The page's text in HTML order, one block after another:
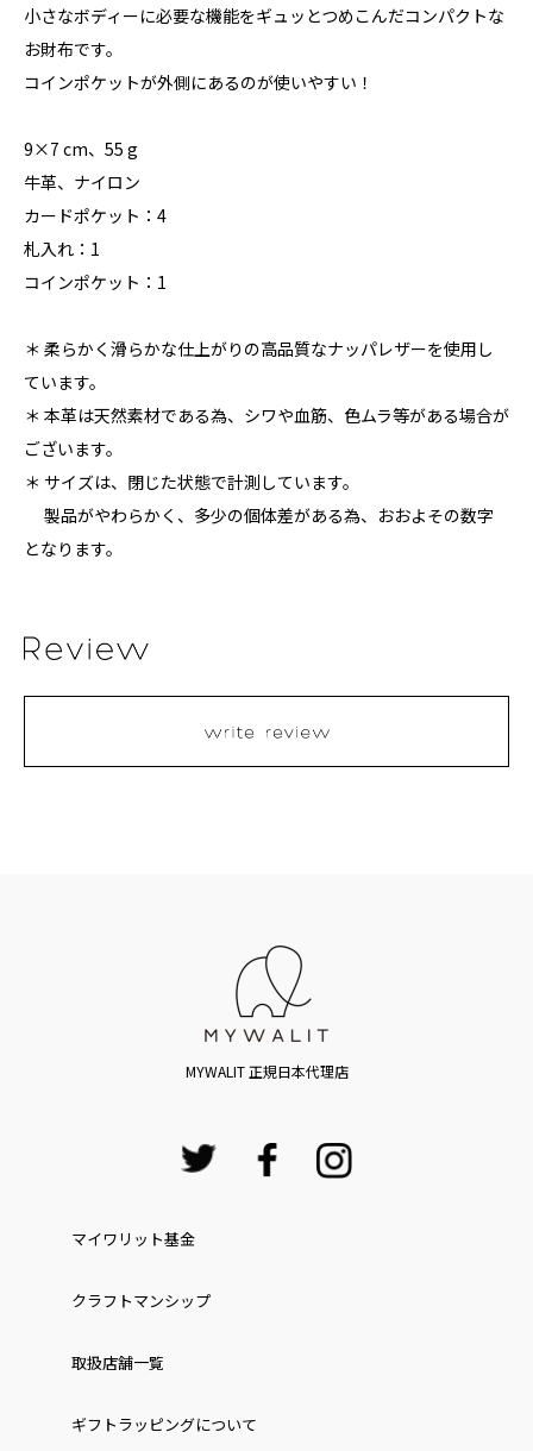
小さなボディーに必要な機能をギュッとつめこんだコンパクトな
お財布です。
コインポケットが外側にあるのが使いやすい！
9×7 cm、55 g
牛革、ナイロン
カードポケット：4
札入れ：1
コインポケット：1
＊ 柔らかく滑らかな仕上がりの高品質なナッパレザーを使用し
ています。
＊ 本革は天然素材である為、シワや血筋、色ムラ等がある場合が
ございます。
＊ サイズは、閉じた状態で計測しています。
製品がやわらかく、多少の個体差がある為、おおよその数字
となります。
MYWALIT 正規日本代理店
マイワリット基金
クラフトマンシップ
取扱店舗一覧
ギフトラッピングについて